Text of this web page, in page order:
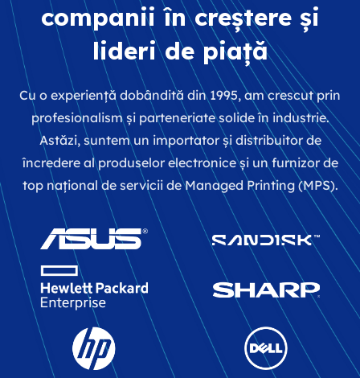
companii în creștere și
lideri de piață
Cu o experiență dobândită din 1995, am crescut prin
profesionalism și parteneriate solide în industrie.
Astăzi, suntem un importator și distribuitor de
încredere al produselor electronice și un furnizor de
top național de servicii de Managed Printing (MPS).